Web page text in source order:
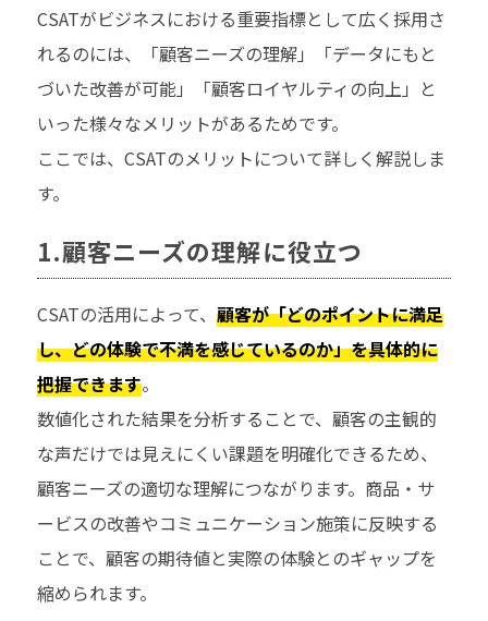
CSATがビジネスにおける重要指標として広く採用さ
れるのには、「顧客ニーズの理解」「データにもと
づいた改善が可能」「顧客ロイヤルティの向上」と
いった様々なメリットがあるためです。
ここでは、CSATのメリットについて詳しく解説しま
す。
1.顧客ニーズの理解に役立つ
CSATの活用によって、 顧客が「どのポイントに満足
し、どの体験で不満を感じているのか」を具体的に
把握できます。
数値化された結果を分析することで、顧客の主観的
な声だけでは見えにくい課題を明確化できるため、
顧客ニーズの適切な理解につながります。商品・サ
ービスの改善やコミュニケーション施策に反映する
ことで、顧客の期待値と実際の体験とのギャップを
縮められます。